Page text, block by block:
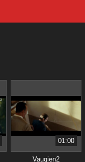
01:00
Vaugien2